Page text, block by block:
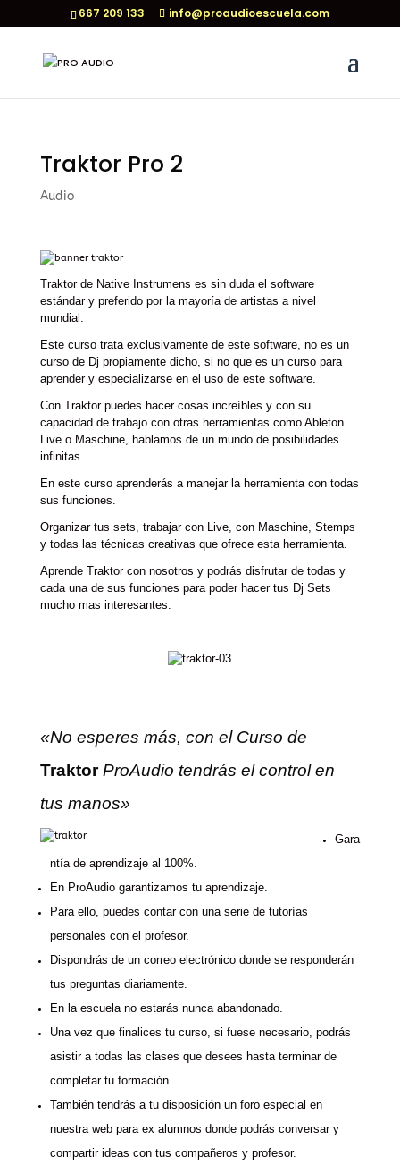
667 209 133 info@proaudioescuela.com
Traktor Pro 2
Audio
Traktor de Native Instrumens es sin duda el software
estándar y preferido por la mayoría de artistas a nivel
mundial.
Este curso trata exclusivamente de este software, no es un
curso de Dj propiamente dicho, si no que es un curso para
aprender y especializarse en el uso de este software.
Con Traktor puedes hacer cosas increíbles y con su
capacidad de trabajo con otras herramientas como Ableton
Live o Maschine, hablamos de un mundo de posibilidades
infinitas.
En este curso aprenderás a manejar la herramienta con todas
sus funciones.
Organizar tus sets, trabajar con Live, con Maschine, Stemps
y todas las técnicas creativas que ofrece esta herramienta.
Aprende Traktor con nosotros y podrás disfrutar de todas y
cada una de sus funciones para poder hacer tus Dj Sets
mucho mas interesantes.
«No esperes más, con el Curso de
TraktorProAudio tendrás el control en
tus manos»
Gara
ntía de aprendizaje al 100%.
En ProAudio garantizamos tu aprendizaje.
Para ello, puedes contar con una serie de tutorías
personales con el profesor.
Dispondrás de un correo electrónico donde se responderán
tus preguntas diariamente.
En la escuela no estarás nunca abandonado.
Una vez que finalices tu curso, si fuese necesario, podrás
asistir a todas las clases que desees hasta terminar de
completar tu formación.
También tendrás a tu disposición un foro especial en
nuestra web para ex alumnos donde podrás conversar y
compartir ideas con tus compañeros y profesor.